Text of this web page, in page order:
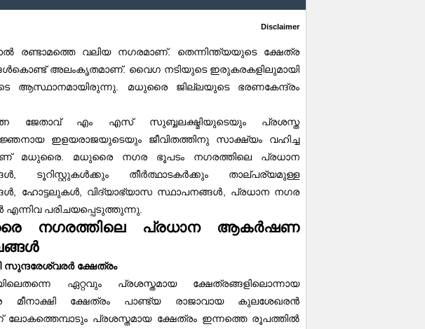
Disclaimer
രണ്ടാമത്തെ വലിയ നഗരമാണ്. തെന്നിന്ത്യയുടെ ക്ഷേത്ര
അലംകൃതമാണ്. വൈഗ നടിയുടെ ഇരുകരകളിലുമായി
ആസ്ഥാനമായിരുന്നു
മധുരൈ ജില്ലയുടെ ഭരണകേന്ദ്രം
ജേതാവ് എം എസ് സുബ്ബലക്ഷ്മിയുടെയും പ്രശസ്ത
ഇളയരാജയുടെയും ജീവിതത്തിനു സാക്ഷ്യം വഹിച്ച
മധുരൈ
മധുരൈ നഗര ഭൂപടം നഗരത്തിലെ പ്രധാന
ടൂറിസ്റ്റുകൾക്കും തീർത്ഥാടകർക്കും താല്പര്യമുള്ള
ഹോട്ടലുകൾ, വിദ്യാഭ്യാസ സ്ഥാപനങ്ങൾ
പ്രധാന നഗര
എന്നിവ പരിചയപ്പെടുത്തുന്നു
നഗരത്തിലെ പ്രധാന ആകർഷണ
സുന്ദരേശ്വരർ ക്ഷേത്രം
ഏറ്റവും പ്രശസ്തമായ ക്ഷേത്രങ്ങളിലൊന്നായ
ക്ഷേത്രം പാണ്ട്യ രാജാവായ കുലശേഖരൻ
പ്രശസ്തമായ ക്ഷേത്രം ഇന്നത്തെ രൂപത്തിൽ